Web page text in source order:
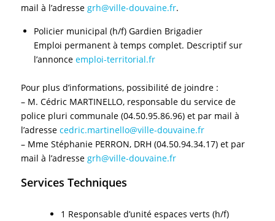
mail à l’adresse grh@ville-douvaine.fr.
Policier municipal (h/f) Gardien Brigadier
Emploi permanent à temps complet. Descriptif sur
l’annonce emploi-territorial.fr
Pour plus d’informations, possibilité de joindre :
– M. Cédric MARTINELLO, responsable du service de
police pluri communale (04.50.95.86.96) et par mail à
l’adresse cedric.martinello@ville-douvaine.fr
– Mme Stéphanie PERRON, DRH (04.50.94.34.17) et par
mail à l’adresse grh@ville-douvaine.fr
Services Techniques
1 Responsable d’unité espaces verts (h/f)